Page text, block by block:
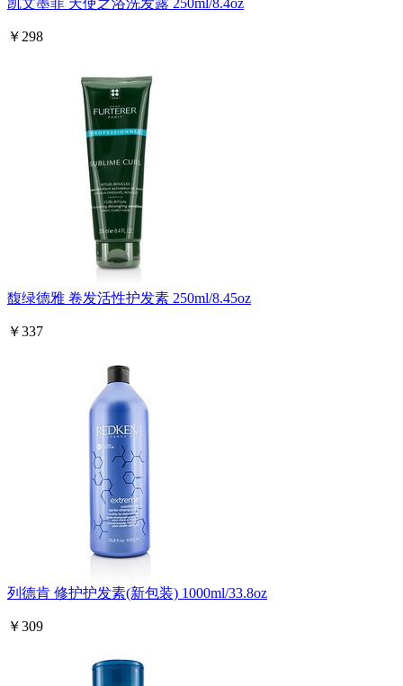
凯文墨菲 天使之浴洗发露 250ml/8.4oz
￥298
馥绿德雅 卷发活性护发素 250ml/8.45oz
￥337
列德肯 修护护发素(新包装) 1000ml/33.8oz
￥309